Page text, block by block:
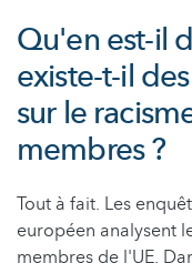
Qu'en est-il
existe-t-il
sur le
membres ?
Tout à fait. Les
européen analysent
membres de l'UE.